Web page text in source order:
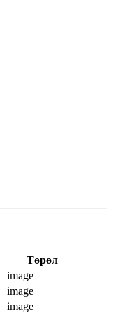
Төрөл
image
image
image